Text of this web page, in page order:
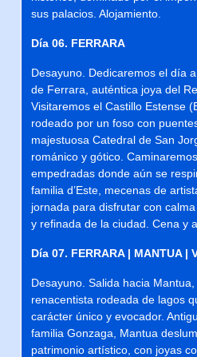
sus palacios. Alojamiento.
Día 06. FERRARA
Desayuno. Dedicaremos el día
de Ferrara, auténtica joya del
Visitaremos el Castillo Estense
rodeado por un foso con
majestuosa Catedral de San
románico y gótico.
empedradas donde aún se
familia d’Este, mecenas de
jornada para disfrutar con
y refinada de la ciudad. Cena y
Día 07. FERRARA | MANTUA |
Desayuno. Salida hacia
renacentista rodeada de lagos
carácter único y evocador.
familia Gonzaga, Mantua
patrimonio artístico, con joyas